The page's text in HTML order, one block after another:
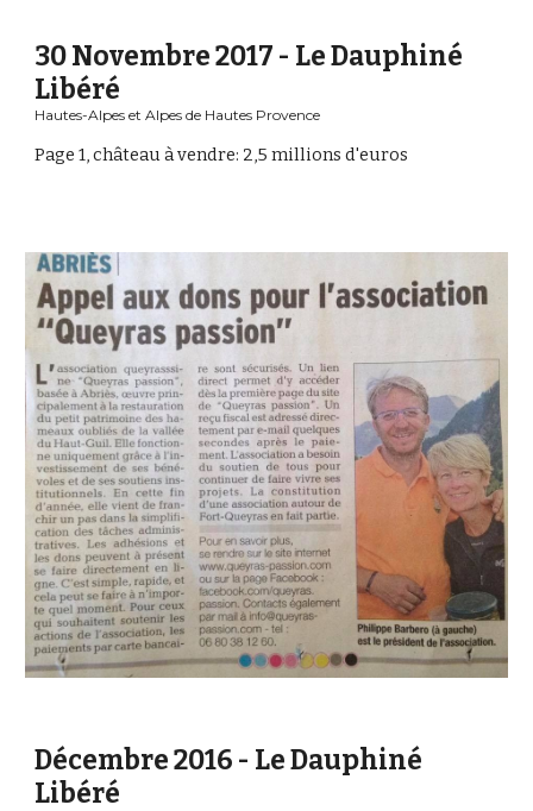
30 Novembre 2017 - Le Dauphiné
Libéré
Hautes-Alpes et Alpes de Hautes Provence
Page 1, château à vendre: 2,5 millions d'euros
Décembre 2016 - Le Dauphiné
Libéré